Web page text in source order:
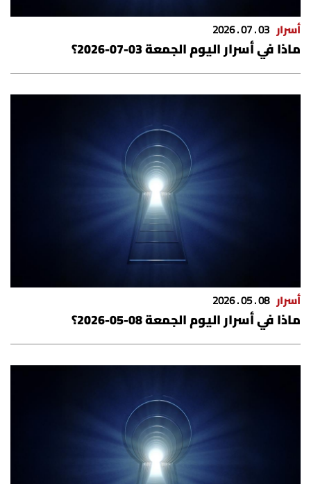
للتاريخ
فيديو
Digital solutions by
أسرار 03 . 07 . 2026
ماذا في أسرار اليوم الجمعة 03-07-2026؟
أسرار 08 . 05 . 2026
ماذا في أسرار اليوم الجمعة 08-05-2026؟